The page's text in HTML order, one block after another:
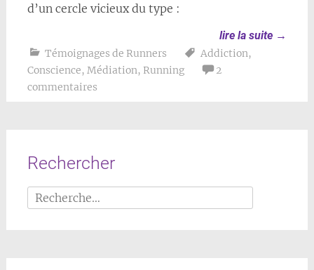
d’un cercle vicieux du type :
lire la suite →
Témoignages de Runners Addiction,
Conscience, Médiation, Running
2
commentaires
Rechercher
Rechercher :